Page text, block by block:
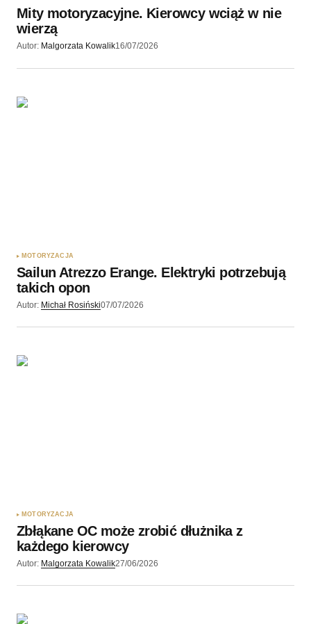
Mity motoryzacyjne. Kierowcy wciąż w nie
wierzą
Autor: Malgorzata Kowalik16/07/2026
MOTORYZACJA
Sailun Atrezzo Erange. Elektryki potrzebują
takich opon
Autor: Michał Rosiński07/07/2026
MOTORYZACJA
Zbłąkane OC może zrobić dłużnika z
każdego kierowcy
Autor: Malgorzata Kowalik27/06/2026